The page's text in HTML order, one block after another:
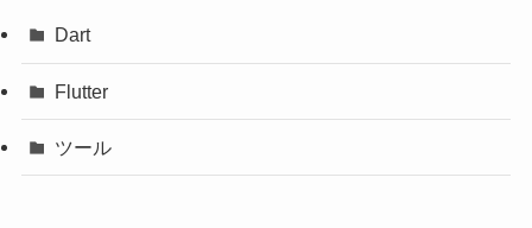
Dart
Flutter
ツール